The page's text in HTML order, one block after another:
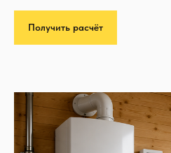
Получить расчёт